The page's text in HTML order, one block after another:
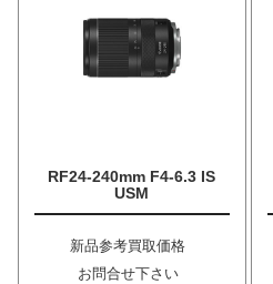
RF24-240mm F4-6.3 IS
USM
新品参考買取価格
お問合せ下さい